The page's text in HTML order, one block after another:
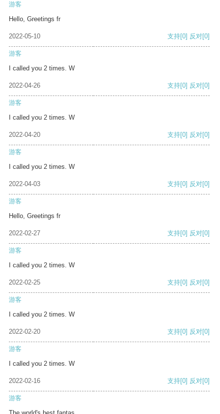
游客
Hello, Greetings fr
2022-05-10 支持[0] 反对[0]
游客
I called you 2 times. W
2022-04-26 支持[0] 反对[0]
游客
I called you 2 times. W
2022-04-20 支持[0] 反对[0]
游客
I called you 2 times. W
2022-04-03 支持[0] 反对[0]
游客
Hello, Greetings fr
2022-02-27 支持[0] 反对[0]
游客
I called you 2 times. W
2022-02-25 支持[0] 反对[0]
游客
I called you 2 times. W
2022-02-20 支持[0] 反对[0]
游客
I called you 2 times. W
2022-02-16 支持[0] 反对[0]
游客